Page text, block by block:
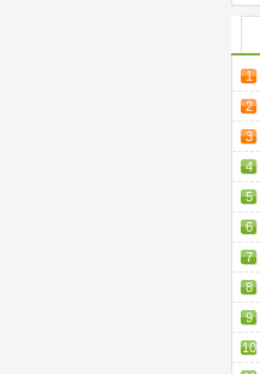
1
2
3
4
5
6
7
8
9
10